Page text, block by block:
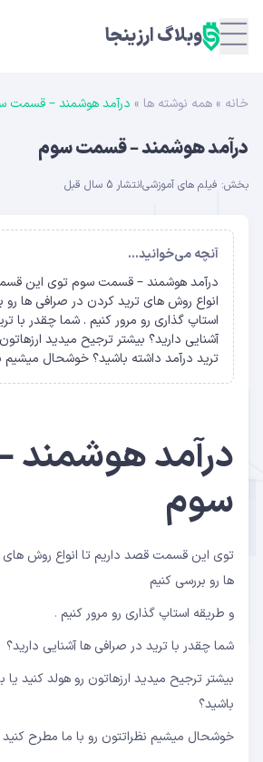
وبلاگ ارزینجا
خانه » همه نوشته ها » درآمد هوشمند – قسمت
درآمد هوشمند – قسمت سوم
بخش: فیلم های آموزشیانتشار 5 سال قبل
آنچه می‌خوانید...
درآمد هوشمند – قسمت سوم توی این
انواع روش های ترید کردن در صرافی ها رو
استاپ گذاری رو مرور کنیم . شما چقدر با
آشنایی دارید؟ بیشتر ترجیح میدید
ترید درآمد داشته باشید؟ خوشحال میشیم
درآمد
سوم
توی این قسمت قصد داریم تا انواع روش های
ها رو بررسی کنیم
و طریقه استاپ گذاری رو مرور کنیم .
شما چقدر با ترید در صرافی ها آشنایی دارید؟
بیشتر ترجیح میدید ارزهاتون رو هولد کنید یا
باشید؟
خوشحال میشیم نظراتتون رو با ما مطرح کنید